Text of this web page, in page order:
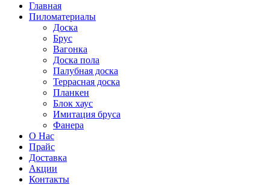
Главная
Пиломатериалы
Доска
Брус
Вагонка
Доска пола
Палубная доска
Террасная доска
Планкен
Блок хаус
Имитация бруса
Фанера
О Нас
Прайс
Доставка
Акции
Контакты